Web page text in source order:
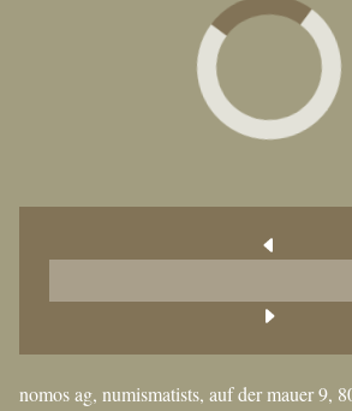
nomos ag, numismatists, auf der mauer 9,